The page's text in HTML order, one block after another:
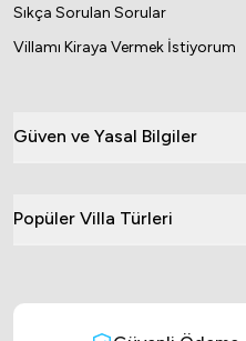
Sıkça Sorulan Sorular
Villamı Kiraya Vermek İstiyorum
Güven ve Yasal Bilgiler
Popüler Villa Türleri